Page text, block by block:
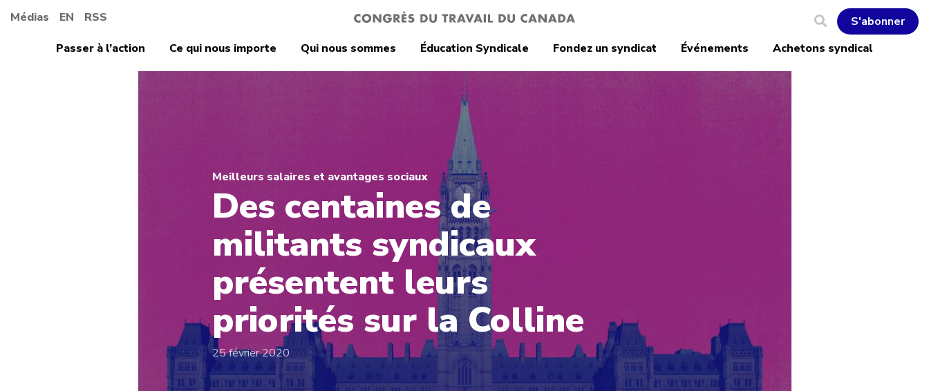
Médias EN RSS
S'abonner
Passer à l’action
Ce qui nous importe Qui nous sommes Éducation Syndicale Fondez un syndicat Événements Achetons syndical
Meilleurs salaires et avantages sociaux
Des centaines de
militants syndicaux
présentent leurs
priorités sur la Colline
25 février 2020